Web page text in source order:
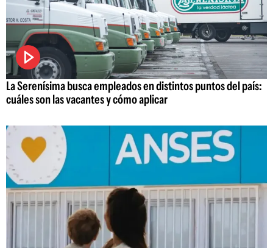
La Serenísima busca empleados en distintos puntos del país:
cuáles son las vacantes y cómo aplicar